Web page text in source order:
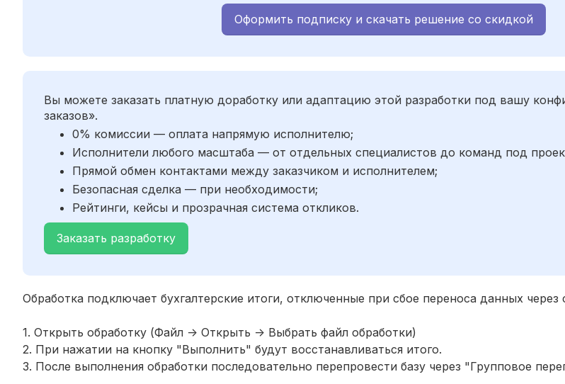
Оформить подписку и скачать решение со скидкой
Вы можете заказать платную доработку или адаптацию этой разработки под вашу
заказов».
0% комиссии — оплата напрямую исполнителю;
Исполнители любого масштаба — от отдельных специалистов до команд под
Прямой обмен контактами между заказчиком и исполнителем;
Безопасная сделка — при необходимости;
Рейтинги, кейсы и прозрачная система откликов.
Заказать разработку
Обработка подключает бухгалтерские итоги, отключенные при сбое переноса данных через
1. Открыть обработку (Файл -> Открыть -> Выбрать файл обработки)
2. При нажатии на кнопку "Выполнить" будут восстанавливаться итого.
3. После выполнения обработки последовательно перепровести базу через "Групповое